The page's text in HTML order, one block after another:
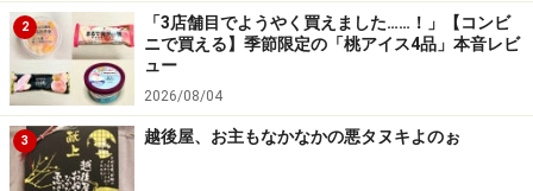
三ツ矢サイダーのCMに出演しています。
三ツ矢サイダーを『国民的炭酸飲料』と位置づけ、『日
本にはおいしいサイダーがある』というキャッチコピー
で、水・香り・非加熱製法という三ツ矢サイダーのセー
2
「3店舗目でようやく買えました……！」【コンビ
ニで買える】季節限定の「桃アイス4品」本音レビ
ュー
2026/08/04
3 越後屋、お主もなかなかの悪タヌキよのぉ